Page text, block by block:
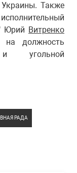
Украины. Также
Юрий Витренко
на должность
и угольной
РАДА